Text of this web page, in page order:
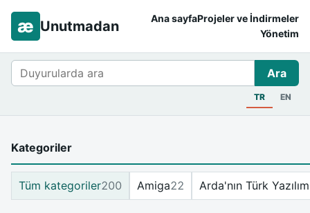
æ Unutmadan Ana sayfaProjeler ve İndirmeler
Yönetim
Ara Ara
TR EN
Kategoriler
Tüm kategoriler200 Amiga22 Arda'nın Türk